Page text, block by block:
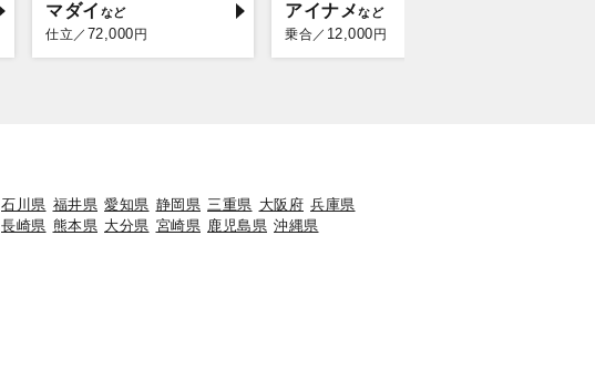
マダイ
仕立／ 72,000 円
アイナメ
乗合／ 12,000 円
石川県 福井県 愛知県 静岡県 三重県 大阪府 兵庫県
長崎県 熊本県 大分県 宮崎県 鹿児島県 沖縄県